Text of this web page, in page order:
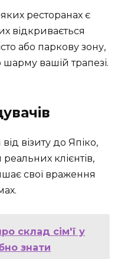
ресторанах є
відкривається
або паркову зону,
вашій трапезі.
візиту до Япіко,
клієнтів,
свої враження
склад сім'ї у
знати